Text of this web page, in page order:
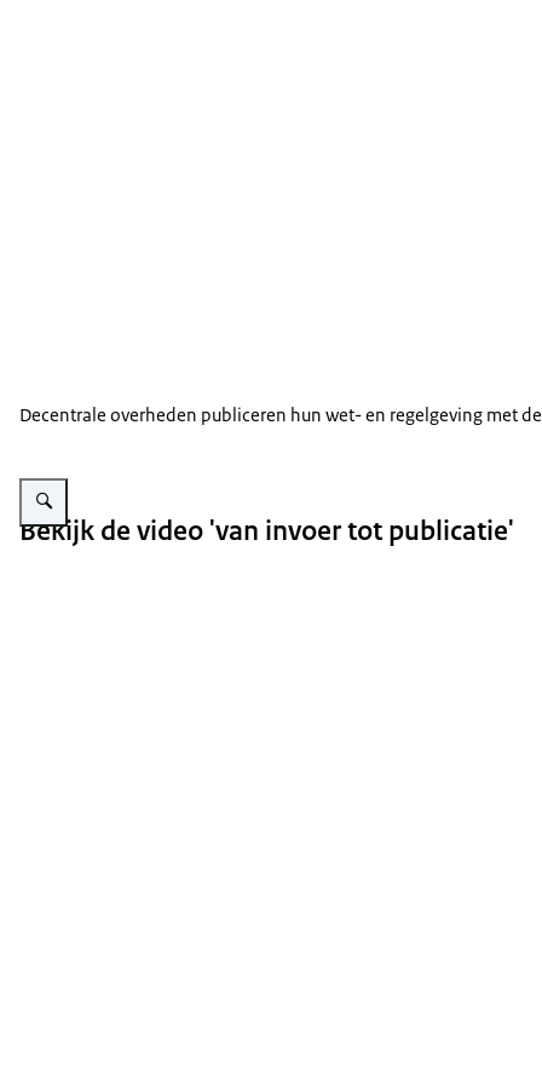
Decentrale overheden publiceren hun wet- en regelgeving met
Vergroot afbeelding Still van de presentatie
Bekijk de video 'van invoer tot publicatie'